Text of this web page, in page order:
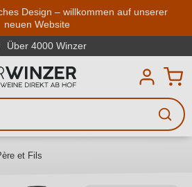
Zum Hauptinhalt springen
Design – willkommen auf unserer
neuen Website
Über 4000 Winzer
et Fils
eingeben
Sie, welchen Wein
– ob nach Geschmack,